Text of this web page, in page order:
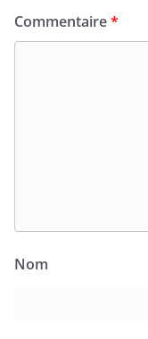
Commentaire*
Nom